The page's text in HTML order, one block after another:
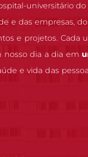
universitário
e das empresas,
e projetos. Cada
nosso dia a dia em
e vida das